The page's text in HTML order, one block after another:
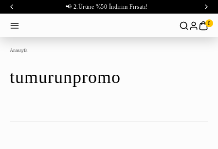
📢 2.Ürüne %50 İndirim Fırsatı!
0
Anasayfa
tumurunpromo